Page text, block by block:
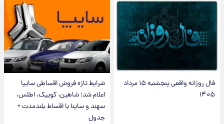
فال روزانه واقعی پنجشنبه ۱۵ مرداد
۱۴۰۵
شرایط تازه فروش اقساطی سایپا
اعلام شد؛ شاهین، کوییک، اطلس،
سهند و ساینا با اقساط بلندمدت +
جدول